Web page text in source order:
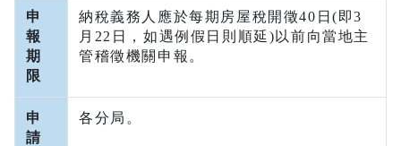
申
報
期
限
納稅義務人應於每期房屋稅開徵40日(即3
月22日，如遇例假日則順延)以前向當地主
管稽徵機關申報。
申
請
各分局。